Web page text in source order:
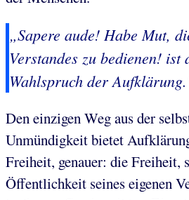
„Sapere aude! Habe Mut,
Verstandes zu bedienen! ist
Wahlspruch der
Den einzigen Weg aus der
Unmündigkeit bietet
Freiheit, genauer: die Freiheit,
Öffentlichkeit seines eigenen